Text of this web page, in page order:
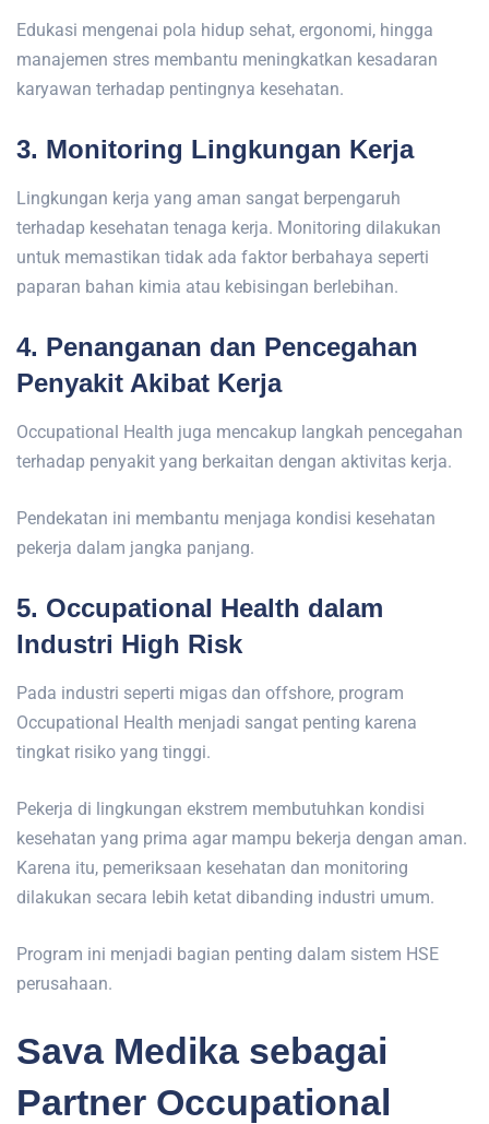
Edukasi mengenai pola hidup sehat, ergonomi, hingga
manajemen stres membantu meningkatkan kesadaran
karyawan terhadap pentingnya kesehatan.
3. Monitoring Lingkungan Kerja
Lingkungan kerja yang aman sangat berpengaruh
terhadap kesehatan tenaga kerja. Monitoring dilakukan
untuk memastikan tidak ada faktor berbahaya seperti
paparan bahan kimia atau kebisingan berlebihan.
4. Penanganan dan Pencegahan
Penyakit Akibat Kerja
Occupational Health juga mencakup langkah pencegahan
terhadap penyakit yang berkaitan dengan aktivitas kerja.
Pendekatan ini membantu menjaga kondisi kesehatan
pekerja dalam jangka panjang.
5. Occupational Health dalam
Industri High Risk
Pada industri seperti migas dan offshore, program
Occupational Health menjadi sangat penting karena
tingkat risiko yang tinggi.
Pekerja di lingkungan ekstrem membutuhkan kondisi
kesehatan yang prima agar mampu bekerja dengan aman.
Karena itu, pemeriksaan kesehatan dan monitoring
dilakukan secara lebih ketat dibanding industri umum.
Program ini menjadi bagian penting dalam sistem HSE
perusahaan.
Sava Medika sebagai
Partner Occupational